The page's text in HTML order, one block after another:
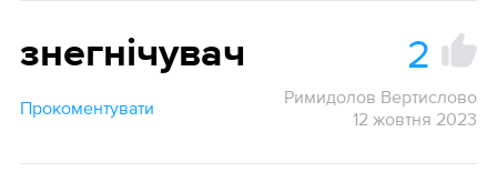
знегнічувач 2
Прокоментувати
Римидолов Вертислово
12 жовтня 2023